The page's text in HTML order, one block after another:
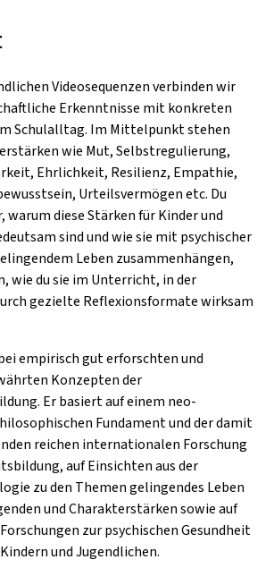
Videosequenzen verbinden wir
Erkenntnisse mit konkreten
Schulalltag. Im Mittelpunkt stehen
wie Mut, Selbstregulierung,
Ehrlichkeit, Resilienz, Empathie,
Urteilsvermögen etc. Du
diese Stärken für Kinder und
sind und wie sie mit psychischer
Leben zusammenhängen,
wie du sie im Unterricht, in der
gezielte Reflexionsformate wirksam
empirisch gut erforschten und
Konzepten der
Er basiert auf einem neo-
Fundament und der damit
reichen internationalen Forschung
auf Einsichten aus der
zu den Themen gelingendes Leben
und Charakterstärken sowie auf
zur psychischen Gesundheit
und Jugendlichen.